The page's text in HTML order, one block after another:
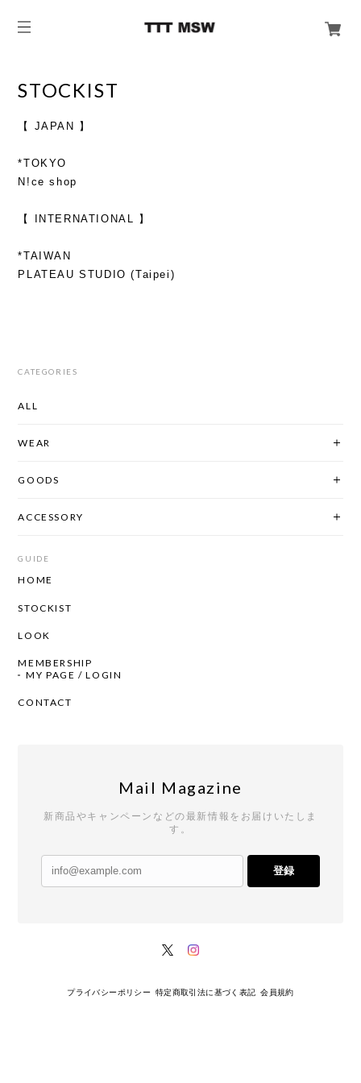
STOCKIST
【 JAPAN 】
*TOKYO
N!ce shop
【 INTERNATIONAL 】
*TAIWAN
PLATEAU STUDIO (Taipei)
CATEGORIES
ALL
WEAR
GOODS
ACCESSORY
GUIDE
HOME
STOCKIST
LOOK
MEMBERSHIP
MY PAGE / LOGIN
CONTACT
Mail Magazine
新商品やキャンペーンなどの最新情報をお届けいたしま
す。
登録
プライバシーポリシー 特定商取引法に基づく表記 会員規約